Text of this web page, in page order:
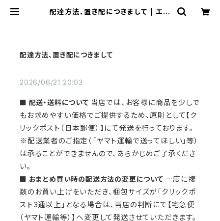
配達方法、置き配につきまして | エル
配達方法、置き配につきまして
2026/06/21 20:03
■ 配送・送料について 当店では、お客様に商品を少しで
もお求めやすい価格でご提供するため、原則として【ク
リックポスト（日本郵便）】にて発送を行っております。
※配送業者のご指定（「ヤマト運輸で送ってほしい」等）
は承ることができませんので、あらかじめご了承くださ
い。
■ おまとめ買い時の配送方法の変更について 一度に複
数のお買い上げをいただき、梱包サイズが「クリックポ
スト3通以上」となる場合は、当店の判断にて【宅急便
（ヤマト運輸等）】へ変更して発送させていただきます。